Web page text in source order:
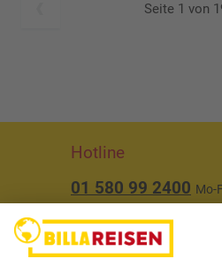
Seite 1 von
Hotline
01 580 99 2400 Mo-
(ausgenommen Feiertage)
Über uns